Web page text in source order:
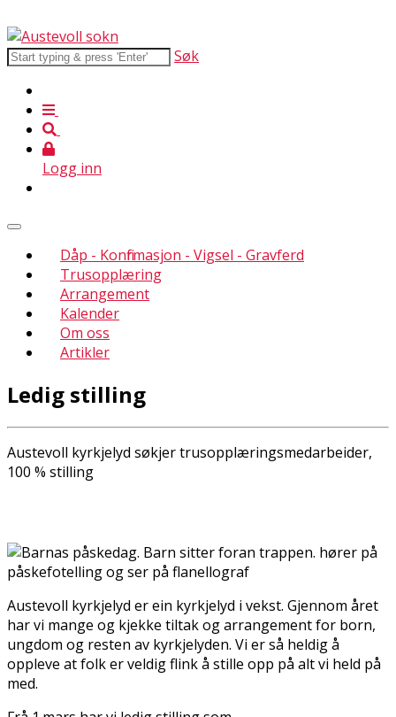
Søk
Logg inn
Dåp - Konfirmasjon - Vigsel - Gravferd
Trusopplæring
Arrangement
Kalender
Om oss
Artikler
Ledig stilling
Austevoll kyrkjelyd søkjer trusopplæringsmedarbeider,
100 % stilling
Austevoll kyrkjelyd er ein kyrkjelyd i vekst. Gjennom året
har vi mange og kjekke tiltak og arrangement for born,
ungdom og resten av kyrkjelyden. Vi er så heldig å
oppleve at folk er veldig flink å stille opp på alt vi held på
med.